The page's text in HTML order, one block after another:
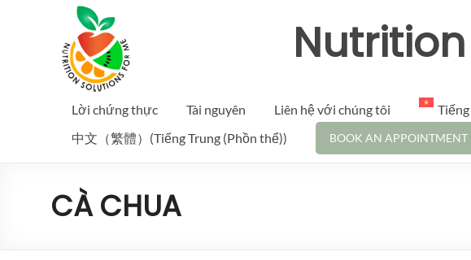
Lời chứng thực Tài nguyên Liên hệ với chúng tôi
中文（繁體）(Tiếng Trung (Phồn thể))
BOOK AN APPOINTMENT
CÀ CHUA